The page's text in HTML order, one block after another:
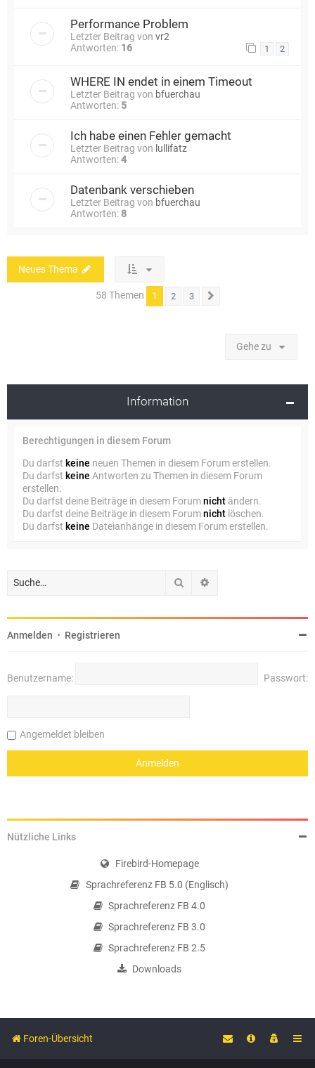
Performance Problem
Letzter Beitrag von vr2
Antworten: 16 1 2
WHERE IN endet in einem Timeout
Letzter Beitrag von bfuerchau
Antworten: 5
Ich habe einen Fehler gemacht
Letzter Beitrag von lullifatz
Antworten:4
Datenbank verschieben
Letzter Beitrag von bfuerchau
Antworten: 8
Neues Thema
58 Themen 1 2 3
Gehe zu
Information
Berechtigungen in diesem Forum
Du darfst keine neuen Themen in diesem Forum erstellen.
Du darfst keine Antworten zu Themen in diesem Forum
erstellen.
Du darfst deine Beiträge in diesem Forumnicht ändern.
Du darfst deine Beiträge in diesem Forumnicht löschen.
Du darfst keine Dateianhänge in diesem Forum erstellen.
Suche
Anmelden • Registrieren
Benutzername: Passwort:
Angemeldet bleiben
Nützliche Links
Firebird-Homepage
Sprachreferenz FB 5.0 (Englisch)
Sprachreferenz FB 4.0
Sprachreferenz FB 3.0
Sprachreferenz FB 2.5
Downloads
Foren-Übersicht